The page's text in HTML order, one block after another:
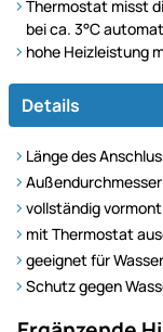
Thermostat misst
bei ca. 3°C
hohe Heizleistung
Details
Länge des
vollständig
mit Thermostat
geeignet für
Schutz gegen